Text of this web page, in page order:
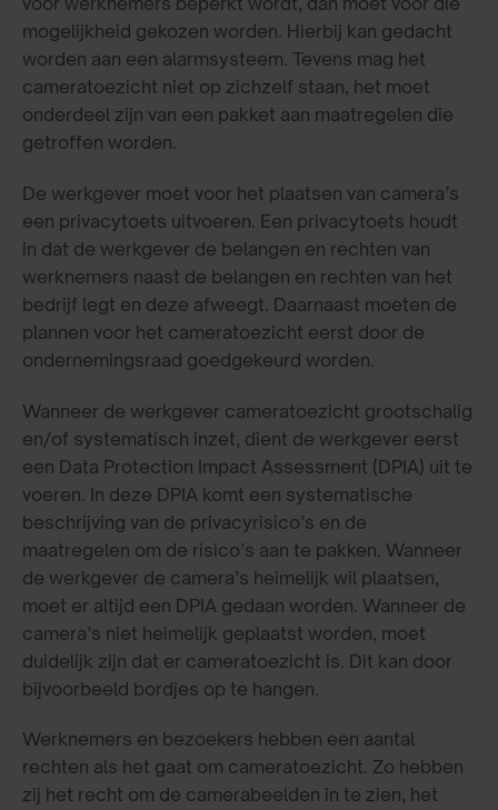
mogelijkheid gekozen worden. Hierbij kan gedacht
worden aan een alarmsysteem. Tevens mag het
cameratoezicht niet op zichzelf staan, het moet
onderdeel zijn van een pakket aan maatregelen die
getroffen worden.
De werkgever moet voor het plaatsen van camera’s
een privacytoets uitvoeren. Een privacytoets houdt
in dat de werkgever de belangen en rechten van
werknemers naast de belangen en rechten van het
bedrijf legt en deze afweegt. Daarnaast moeten de
plannen voor het cameratoezicht eerst door de
ondernemingsraad goedgekeurd worden.
Wanneer de werkgever cameratoezicht grootschalig
en/of systematisch inzet, dient de werkgever eerst
een Data Protection Impact Assessment (DPIA) uit te
voeren. In deze DPIA komt een systematische
beschrijving van de privacyrisico’s en de
maatregelen om de risico’s aan te pakken. Wanneer
de werkgever de camera’s heimelijk wil plaatsen,
moet er altijd een DPIA gedaan worden. Wanneer de
camera’s niet heimelijk geplaatst worden, moet
duidelijk zijn dat er cameratoezicht is. Dit kan door
bijvoorbeeld bordjes op te hangen.
Werknemers en bezoekers hebben een aantal
rechten als het gaat om cameratoezicht. Zo hebben
zij het recht om de camerabeelden in te zien, het